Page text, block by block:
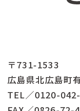
〒731-1533
広島県北広島町
TEL／0120-